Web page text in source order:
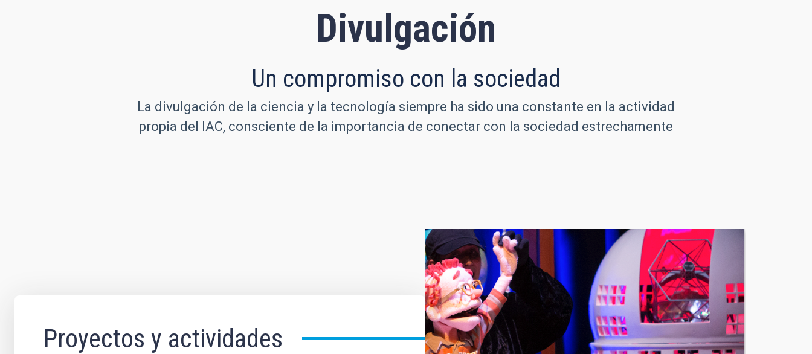
Divulgación
Un compromiso con la sociedad
La divulgación de la ciencia y la tecnología siempre ha sido una constante en la actividad
propia del IAC, consciente de la importancia de conectar con la sociedad estrechamente
Proyectos y actividades